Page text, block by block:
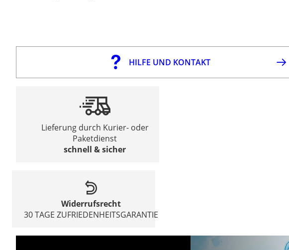
HILFE UND KONTAKT
Lieferung durch Kurier- oder
Paketdienst
schnell & sicher
Widerrufsrecht
30 TAGE ZUFRIEDENHEITSGARANTIE